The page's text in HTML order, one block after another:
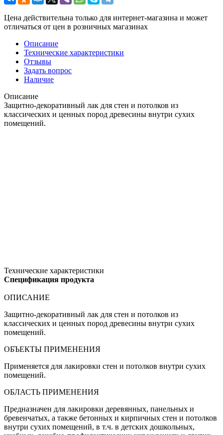
Цена действительна только для интернет-магазина и может
отличаться от цен в розничных магазинах
Описание
Технические характеристики
Отзывы
Задать вопрос
Наличие
Описание
Защитно-декоративный лак для стен и потолков из
классических и ценных пород древесины внутри сухих
помещений.
Технические характеристики
Спецификация продукта
ОПИСАНИЕ
Защитно-декоративный лак для стен и потолков из
классических и ценных пород древесины внутри сухих
помещений.
ОБЪЕКТЫ ПРИМЕНЕНИЯ
Применяется для лакировки стен и потолков внутри сухих
помещений.
ОБЛАСТЬ ПРИМЕНЕНИЯ
Предназначен для лакировки деревянных, панельных и
бревенчатых, а также бетонных и кирпичных стен и потолков
внутри сухих помещений, в т.ч. в детских дошкольных,